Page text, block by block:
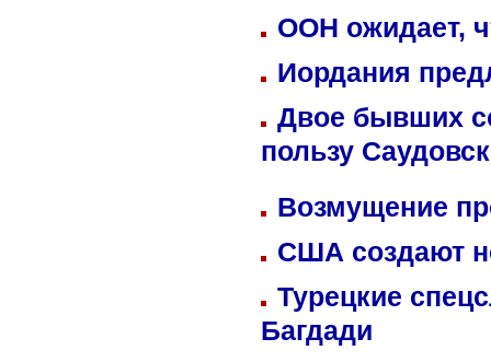
ООН ожидает,
Иордания
Двое бывших
пользу
Возмущение
США создают
Турецкие
Багдади